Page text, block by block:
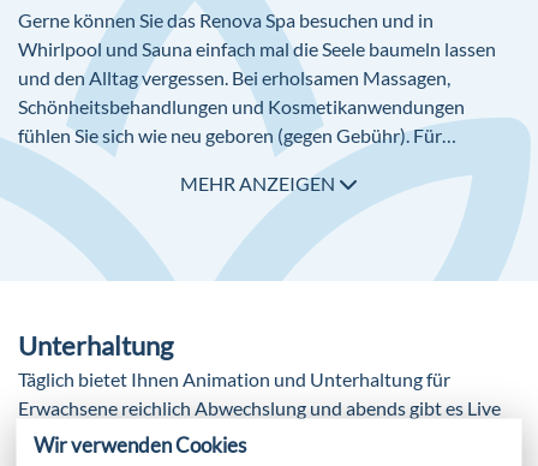
Diskothek
WLAN/WiFi in der gesamten Anlage (ohne Gebühr)
Gerne können Sie das Renova Spa besuchen und in
Whirlpool und Sauna einfach mal die Seele baumeln lassen
und den Alltag vergessen. Bei erholsamen Massagen,
Schönheitsbehandlungen und Kosmetikanwendungen
fühlen Sie sich wie neu geboren (gegen Gebühr). Für
gepflegte Hände und Füße gibt es Maniküre und Pediküre
(gegen Gebühr).
MEHR ANZEIGEN
Unterhaltung
Täglich bietet Ihnen Animation und Unterhaltung für
Erwachsene reichlich Abwechslung und abends gibt es Live
Musik, mitreißende Shows und Tanzabende. Der Eintritt in
Wir verwenden Cookies